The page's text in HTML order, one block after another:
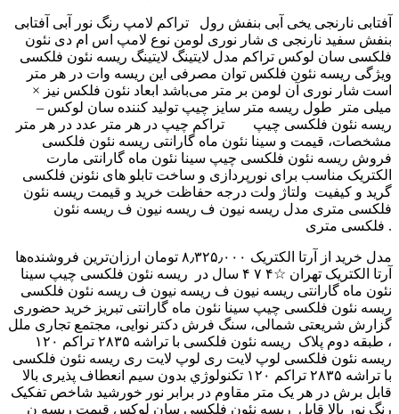
آفتابی نارنجی یخی آبی بنفش رول تراکم لامپ رنگ نور آبی آفتابی
بنفش سفید نارنجی ی شار نوری لومن نوع لامپ اس ام دی نئون
فلکسی سان لوکس تراکم مدل لایتینگ لایتینگ ‫ریسه نئون فلکسی ‬‎
ویژگی ریسه نئون فلکس توان مصرفی این ریسه وات در هر متر
است شار نوری آن لومن بر متر می‌باشد ابعاد نئون فلکس نیز ×
میلی متر طول ریسه متر سایز چیپ تولید کننده سان لوکس –
تراکم چیپ در هر متر عدد در هر متر ‎ ‎ ‎ ریسه نئون فلکسی چیپ
سینا نئون ماه گارانتی ‫ریسه نئون فلکسی ‬‎ مشخصات، قیمت و
فروش ریسه نئون فلکسی چیپ سینا نئون ماه گارانتی مارت
الکتریک مناسب برای نورپردازی و ساخت تابلو های نئونن فلکسی
گرید و کیفیت ولتاژ ولت درجه حفاظت خرید و قیمت ریسه نئون
فلکسی متری مدل ریسه نیون ف ریسه نیون ف ریسه نئون
فلکسی متری .
مدل خرید از آرتا الکتریک ۸٫۳۲۵٫۰۰۰ تومان ارزان‌ترین فروشنده‌ها
آرتا الکتریک تهران ☆۴ ۷ ۴ سال در ریسه نئون فلکسی چیپ سینا
نئون ماه گارانتی ریسه نیون ف ریسه نیون ف ‫ریسه نئون فلکسی ‬‎
ریسه نئون فلکسی چیپ سینا نئون ماه گارانتی تبریز خرید حضوری
گزارش شریعتی شمالی، سنگ فرش دکتر نوایی، مجتمع تجاری ملل
، طبقه دوم پلاک ریسه نئون فلکسی با تراشه ۲۸۳۵ تراکم ۱۲۰
لوپ لایت ری لوپ لایت ری ‫ریسه نئون فلکسی ‬‎ ریسه نئون فلکسی
با تراشه ۲۸۳۵ تراکم ۱۲۰ تکنولوژي بدون سیم انعطاف پذیری بالا
قابل برش در هر یک متر مقاوم در برابر نور خورشید شاخص تفکیک
رنگ نور بالا قابل ریسه نئون فلکسی سان لوکس قیمت ریسه ن